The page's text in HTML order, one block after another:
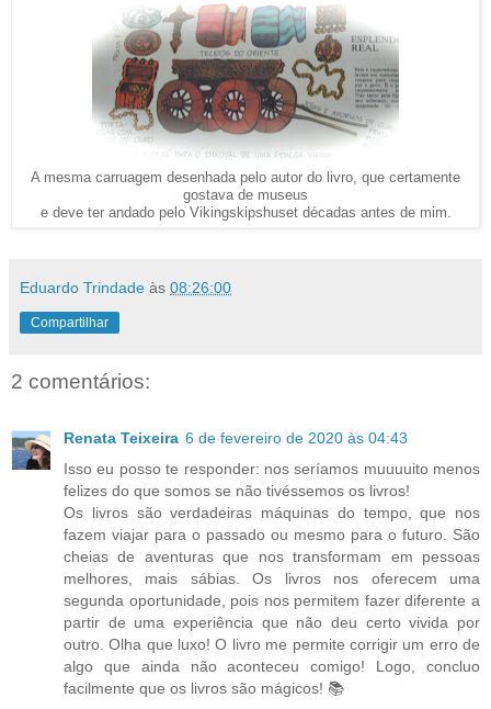
A mesma carruagem desenhada pelo autor do livro, que certamente
gostava de museus
e deve ter andado pelo Vikingskipshuset décadas antes de mim.
Eduardo Trindade às 08:26:00
Compartilhar
2 comentários:
Renata Teixeira 6 de fevereiro de 2020 às 04:43
Isso eu posso te responder: nos seríamos muuuuito menos
felizes do que somos se não tivéssemos os livros!
Os livros são verdadeiras máquinas do tempo, que nos
fazem viajar para o passado ou mesmo para o futuro. São
cheias de aventuras que nos transformam em pessoas
melhores, mais sábias. Os livros nos oferecem uma
segunda oportunidade, pois nos permitem fazer diferente a
partir de uma experiência que não deu certo vivida por
outro. Olha que luxo! O livro me permite corrigir um erro de
algo que ainda não aconteceu comigo! Logo, concluo
facilmente que os livros são mágicos! 📚